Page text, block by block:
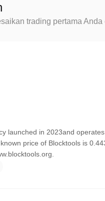
trading pertama
launched in 2023and
price of Blocktools is